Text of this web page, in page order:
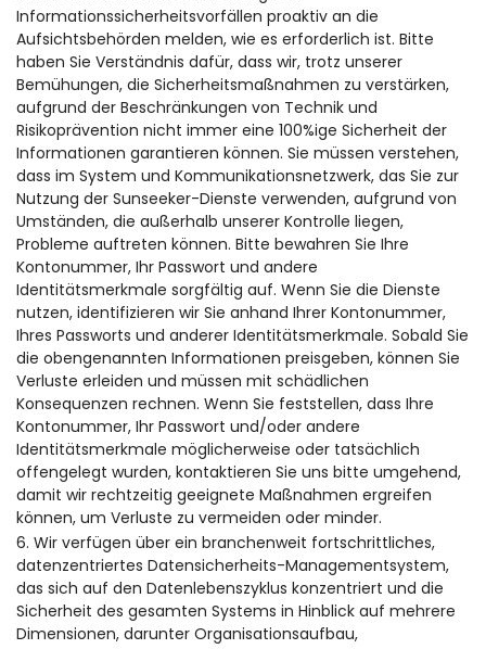
Informationssicherheitsvorfällen proaktiv an die
Aufsichtsbehörden melden, wie es erforderlich ist. Bitte
haben Sie Verständnis dafür, dass wir, trotz unserer
Bemühungen, die Sicherheitsmaßnahmen zu verstärken,
aufgrund der Beschränkungen von Technik und
Risikoprävention nicht immer eine 100%ige Sicherheit der
Informationen garantieren können. Sie müssen verstehen,
dass im System und Kommunikationsnetzwerk, das Sie zur
Nutzung der Sunseeker-Dienste verwenden, aufgrund von
Umständen, die außerhalb unserer Kontrolle liegen,
Probleme auftreten können. Bitte bewahren Sie Ihre
Kontonummer, Ihr Passwort und andere
Identitätsmerkmale sorgfältig auf. Wenn Sie die Dienste
nutzen, identifizieren wir Sie anhand Ihrer Kontonummer,
Ihres Passworts und anderer Identitätsmerkmale. Sobald Sie
die obengenannten Informationen preisgeben, können Sie
Verluste erleiden und müssen mit schädlichen
Konsequenzen rechnen. Wenn Sie feststellen, dass Ihre
Kontonummer, Ihr Passwort und/oder andere
Identitätsmerkmale möglicherweise oder tatsächlich
offengelegt wurden, kontaktieren Sie uns bitte umgehend,
damit wir rechtzeitig geeignete Maßnahmen ergreifen
können, um Verluste zu vermeiden oder minder.
6. Wir verfügen über ein branchenweit fortschrittliches,
datenzentriertes Datensicherheits-Managementsystem,
das sich auf den Datenlebenszyklus konzentriert und die
Sicherheit des gesamten Systems in Hinblick auf mehrere
Dimensionen, darunter Organisationsaufbau,